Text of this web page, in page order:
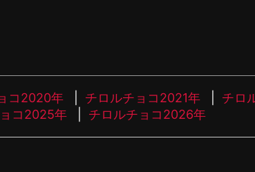
コ2020年 チロルチョコ2021年
チロ
コ2025年 チロルチョコ2026年